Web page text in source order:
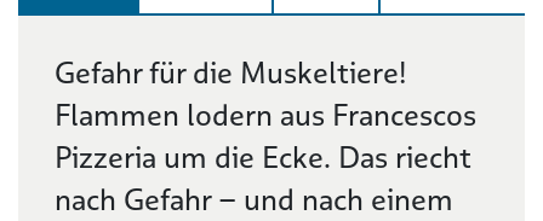
Beschreibung
Gefahr für die Muskeltiere!
Flammen lodern aus Francescos
Pizzeria um die Ecke. Das riecht
nach Gefahr – und nach einem